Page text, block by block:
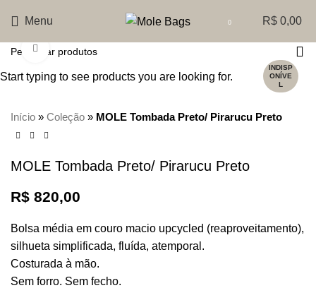
Menu 0 R$ 0,00
INDISP
ONÍVE
L
Clique para Zoom
Início » Coleção » MOLE Tombada Preto/ Pirarucu Preto
MOLE Tombada Preto/ Pirarucu Preto
R$ 820,00
Bolsa média em couro macio upcycled (reaproveitamento),
silhueta simplificada, fluída, atemporal.
Costurada à mão.
Sem forro. Sem fecho.
Start typing to see products you are looking for.